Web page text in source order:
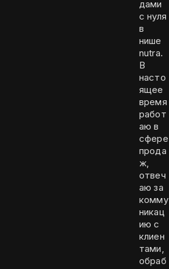
дами
с нуля
в
нише
nutra.
В
насто
ящее
время
работ
аю в
сфере
прода
ж,
отвеч
аю за
комму
никац
ию с
клиен
тами,
обраб